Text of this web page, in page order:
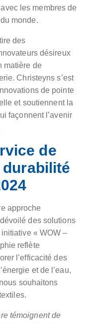
les membres de
monde.
des
désireux
matière de
Christeyns s’est
de pointe
et soutiennent la
façonnent l’avenir
de
durabilité
approche
des solutions
« WOW –
reflète
l’efficacité des
et de l’eau,
souhaitons
témoignent de